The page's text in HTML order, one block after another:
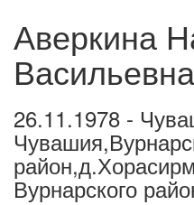
Аверкина
Васильевна
26.11.1978 -
Вурнарского